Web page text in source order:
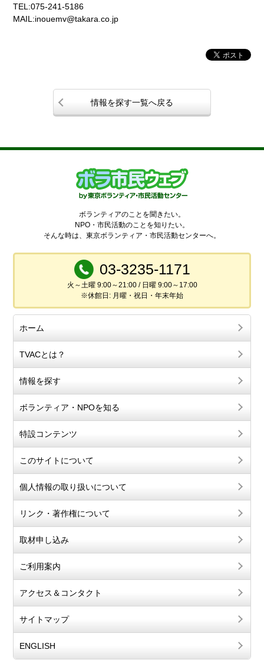
TEL:075-241-5186
MAIL:inouemv@takara.co.jp
情報を探す一覧へ戻る
ボランティアのことを聞きたい。
NPO・市民活動のことを知りたい。
そんな時は、東京ボランティア・市民活動センターへ。
03-3235-1171
火～土曜 9:00～21:00 / 日曜 9:00～17:00
※休館日: 月曜・祝日・年末年始
ホーム
TVACとは？
情報を探す
ボランティア・NPOを知る
特設コンテンツ
このサイトについて
個人情報の取り扱いについて
リンク・著作権について
取材申し込み
ご利用案内
アクセス＆コンタクト
サイトマップ
ENGLISH